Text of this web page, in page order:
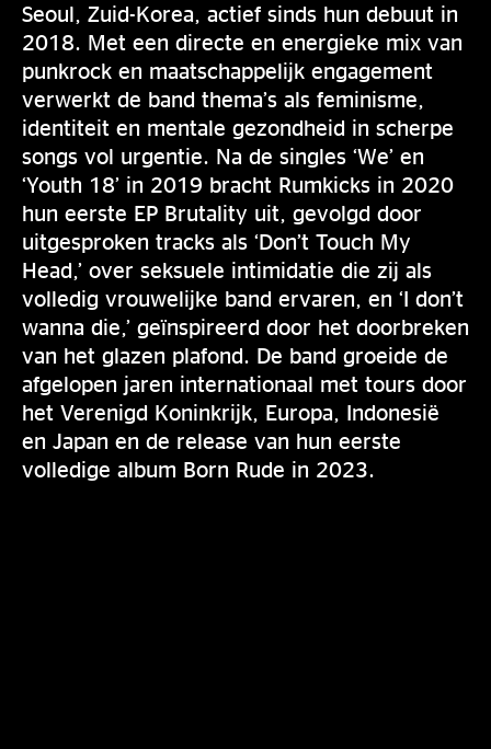
Seoul, Zuid-Korea, actief sinds hun debuut in
2018. Met een directe en energieke mix van
punkrock en maatschappelijk engagement
verwerkt de band thema’s als feminisme,
identiteit en mentale gezondheid in scherpe
songs vol urgentie. Na de singles ‘We’ en
‘Youth 18’ in 2019 bracht Rumkicks in 2020
hun eerste EP Brutality uit, gevolgd door
uitgesproken tracks als ‘Don’t Touch My
Head,’ over seksuele intimidatie die zij als
volledig vrouwelijke band ervaren, en ‘I don’t
wanna die,’ geïnspireerd door het doorbreken
van het glazen plafond. De band groeide de
afgelopen jaren internationaal met tours door
het Verenigd Koninkrijk, Europa, Indonesië
en Japan en de release van hun eerste
volledige album Born Rude in 2023.